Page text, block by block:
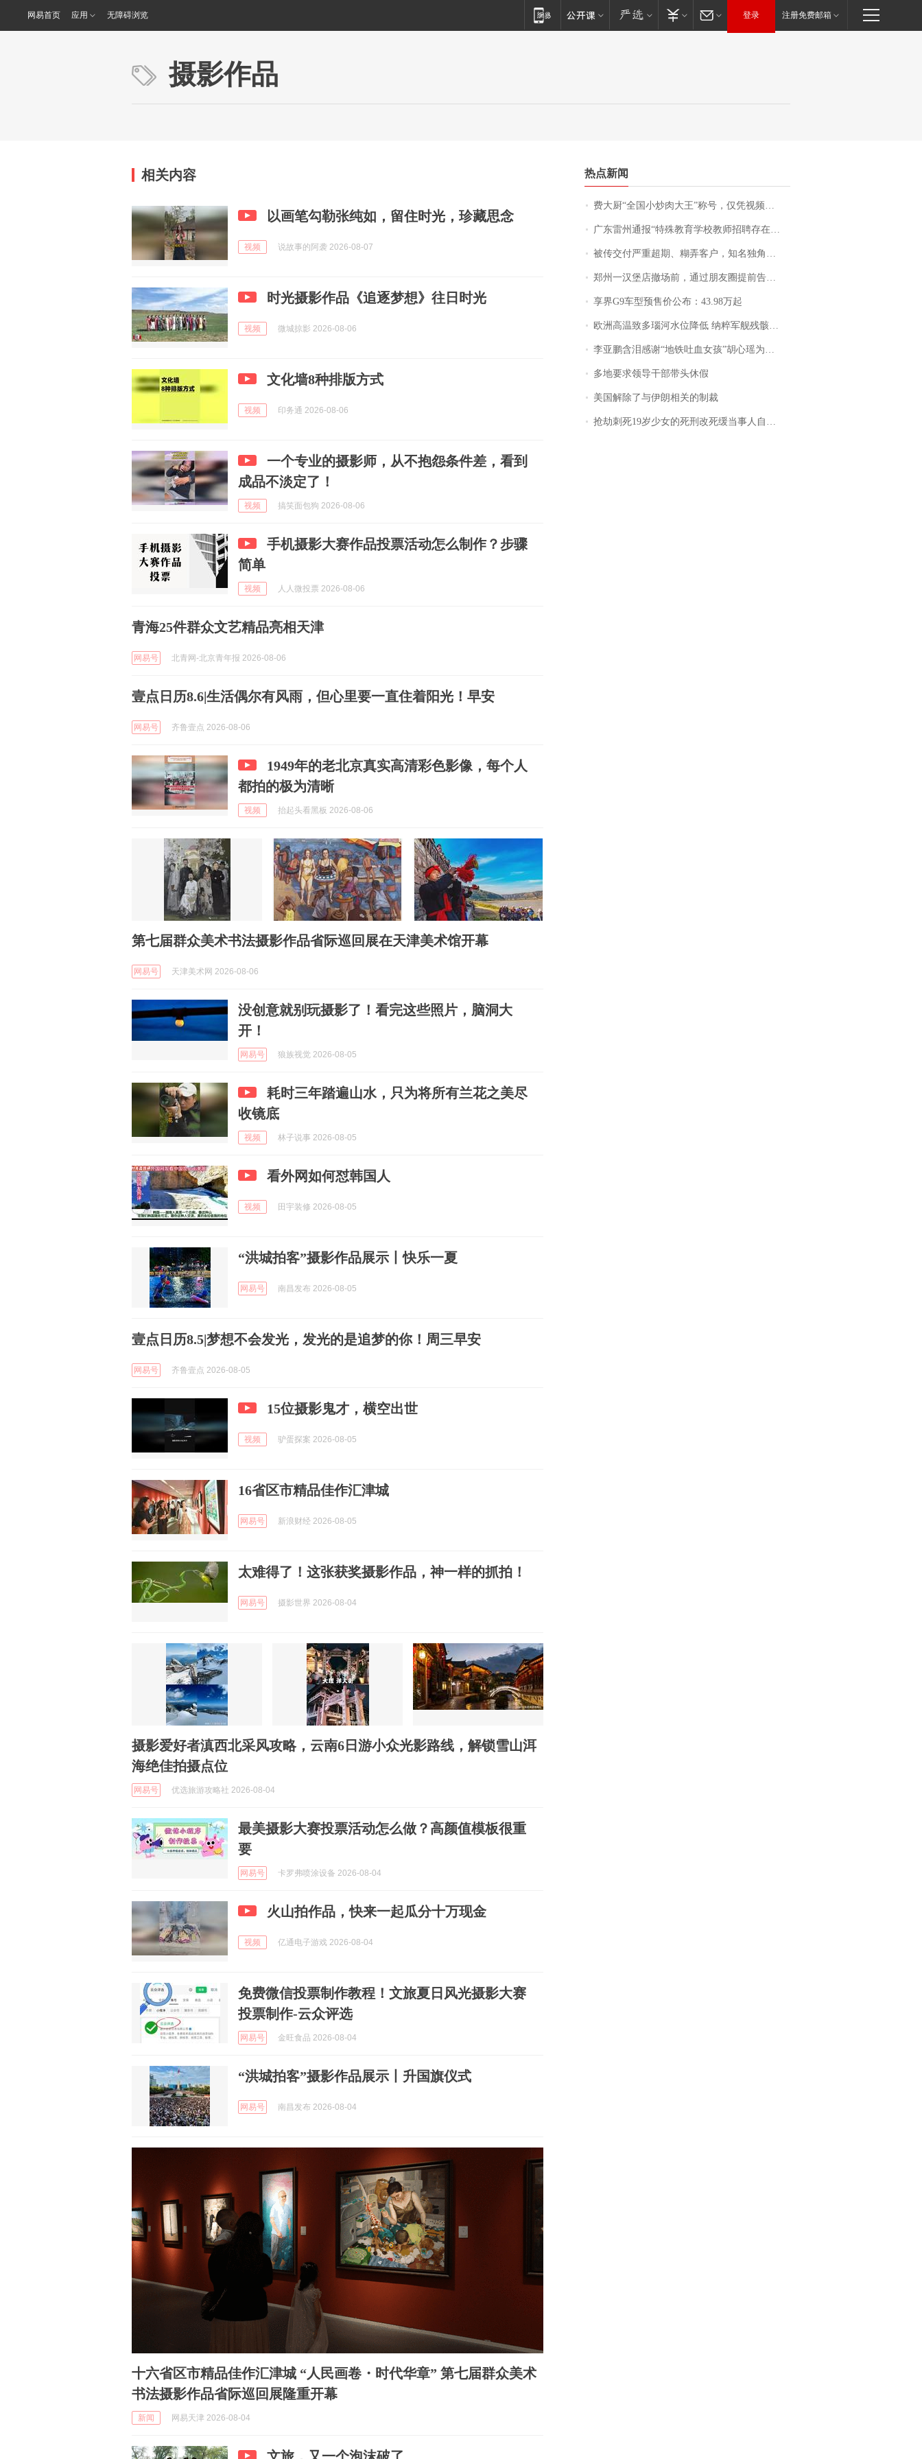
网易首页 应用 无障碍浏览 登录 注册免费邮箱
摄影作品
相关内容
以画笔勾勒张纯如，留住时光，珍藏思念
视频 说故事的阿袭 2026-08-07
时光摄影作品《追逐梦想‌》往日时光
视频 微城掠影 2026-08-06
文化墙8种排版方式
视频 印务通 2026-08-06
一个专业的摄影师，从不抱怨条件差，看到
成品不淡定了！
视频 搞笑面包狗 2026-08-06
手机摄影大赛作品投票活动怎么制作？步骤
简单
视频 人人微投票 2026-08-06
青海25件群众文艺精品亮相天津
网易号 北青网-北京青年报 2026-08-06
壹点日历8.6|生活偶尔有风雨，但心里要一直住着阳光！早安
网易号 齐鲁壹点 2026-08-06
1949年的老北京真实高清彩色影像，每个人
都拍的极为清晰
视频 抬起头看黑板 2026-08-06
第七届群众美术书法摄影作品省际巡回展在天津美术馆开幕
网易号 天津美术网 2026-08-06
没创意就别玩摄影了！看完这些照片，脑洞大
开！
网易号 狼族视觉 2026-08-05
耗时三年踏遍山水，只为将所有兰花之美尽
收镜底
视频 林子说事 2026-08-05
看外网如何怼韩国人
视频 田宇装修 2026-08-05
“洪城拍客”摄影作品展示丨快乐一夏
网易号 南昌发布 2026-08-05
壹点日历8.5|梦想不会发光，发光的是追梦的你！周三早安
网易号 齐鲁壹点 2026-08-05
15位摄影鬼才，横空出世
视频 驴蛋探案 2026-08-05
16省区市精品佳作汇津城
网易号 新浪财经 2026-08-05
太难得了！这张获奖摄影作品，神一样的抓拍！
网易号 摄影世界 2026-08-04
摄影爱好者滇西北采风攻略，云南6日游小众光影路线，解锁雪山洱
海绝佳拍摄点位
网易号 优选旅游攻略社 2026-08-04
最美摄影大赛投票活动怎么做？高颜值模板很重
要
网易号 卡罗弗喷涂设备 2026-08-04
火山拍作品，快来一起瓜分十万现金
视频 亿通电子游戏 2026-08-04
免费微信投票制作教程！文旅夏日风光摄影大赛
投票制作-云众评选
网易号 金旺食品 2026-08-04
“洪城拍客”摄影作品展示丨升国旗仪式
网易号 南昌发布 2026-08-04
十六省区市精品佳作汇津城 “人民画卷・时代华章” 第七届群众美术
书法摄影作品省际巡回展隆重开幕
新闻 网易天津 2026-08-04
热点新闻
费大厨“全国小炒肉大王”称号，仅凭视频评出？中国烹饪协会回应
广东雷州通报“特殊教育学校教师招聘存在违规行为”：已启动问责程序 副校长被停职
被传交付严重超期、糊弄客户，知名独角兽车企创始人回应：都没证据，将依法采取措施，“本人长期与美国交管局保持沟通，对方表示肯定”
郑州一汉堡店撤场前，通过朋友圈提前告知逐一退费，有顾客仅剩1元也全被退回，分文不少；顾客：言而有信，让人感动
享界G9车型预售价公布：43.98万起
欧洲高温致多瑙河水位降低 纳粹军舰残骸重见天日
李亚鹏含泪感谢“地铁吐血女孩”胡心瑶为嫣然天使捐99999元：这份捐赠太沉重，尊重其捐赠意愿，个人向胡心瑶和她的病友之家各捐赠99999元
多地要求领导干部带头休假
美国解除了与伊朗相关的制裁
抢劫刺死19岁少女的死刑改死缓当事人自述：出狱11年间始终刻意躲避被害人家属